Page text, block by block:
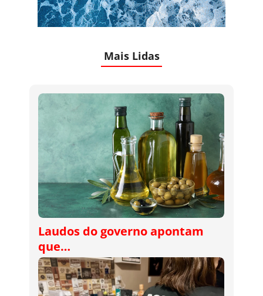
Mais Lidas
Laudos do governo apontam
que…